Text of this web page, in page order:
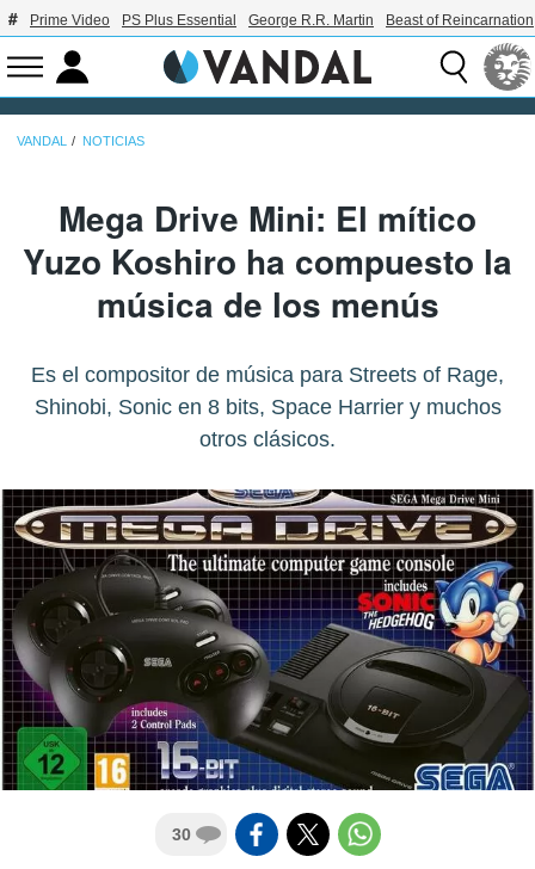
Prime Video PS Plus Essential George R.R. Martin Beast of Reincarnation
VANDAL NOTICIAS
Mega Drive Mini: El mítico
Yuzo Koshiro ha compuesto la
música de los menús
Es el compositor de música para Streets of Rage,
Shinobi, Sonic en 8 bits, Space Harrier y muchos
otros clásicos.
30